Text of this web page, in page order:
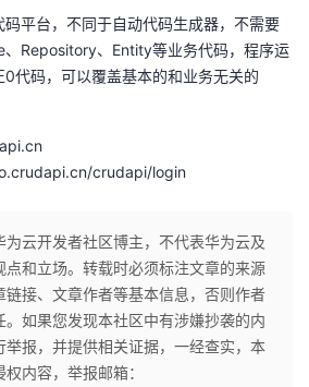
平台，不同于自动代码生成器，不需要
Repository、Entity等业务代码，程序运
代码，可以覆盖基本的和业务无关的
crudapi/login
为云开发者社区博主，不代表华为云及
点和立场。转载时必须标注文章的来源
链接、文章作者等基本信息，否则作者
如果您发现本社区中有涉嫌抄袭的内
举报，并提供相关证据，一经查实，本
内容，举报邮箱：